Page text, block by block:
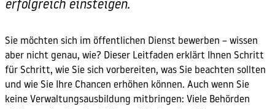
erfolgreich einsteigen.
Sie möchten sich im öffentlichen Dienst bewerben – wissen
aber nicht genau, wie? Dieser Leitfaden erklärt Ihnen Schritt
für Schritt, wie Sie sich vorbereiten, was Sie beachten sollten
und wie Sie Ihre Chancen erhöhen können. Auch wenn Sie
keine Verwaltungsausbildung mitbringen: Viele Behörden